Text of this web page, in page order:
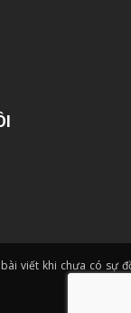
viết khi chưa có sự